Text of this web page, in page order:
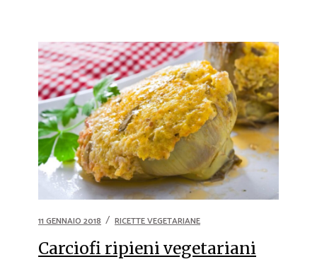
11 GENNAIO 2018 RICETTE VEGETARIANE
Carciofi ripieni vegetariani